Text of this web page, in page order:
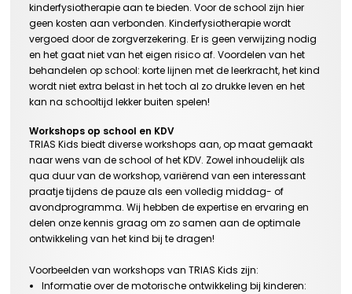
kinderfysiotherapie aan te bieden.Voor de school zijn hier
geen kosten aan verbonden. Kinderfysiotherapie wordt
vergoed door de zorgverzekering. Er is geen verwijzing nodig
en het gaat niet van het eigen risicoaf. Voordelen van het
behandelen op school: korte lijnen met de leerkracht,het kind
wordt niet extra belast in hettochal zo drukke leven enhet
kan na schooltijd lekker buiten spelen!
Workshops op school en KDV
TRIASKids biedt diverse workshops aan,op maat gemaakt
naar wens van de school of het KDV. Zowel inhoudelijk als
qua duur van de workshop,variërend van een interessant
praatje tijdens de pauze als een volledig middag- of
avondprogramma. Wij hebbende expertise en ervaring en
delen onze kennis graag om zo samen aan de optimale
ontwikkeling van hetkind bij te dragen!
Voorbeelden van workshops van TRIASKids zijn:
Informatie over de motorische ontwikkeling bij kinderen: